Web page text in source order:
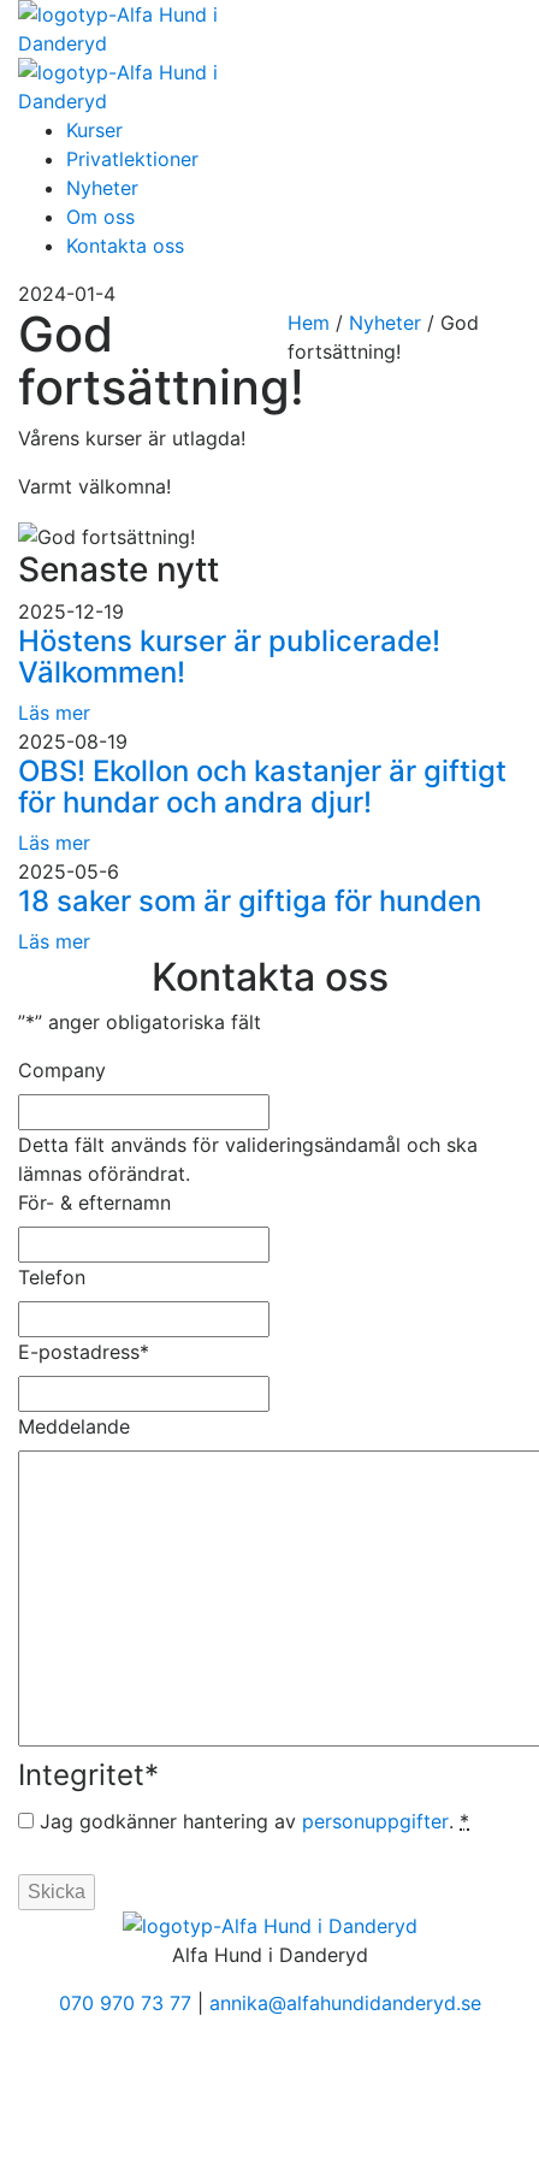
Kurser
Privatlektioner
Nyheter
Om oss
Kontakta oss
2024-01-4
God
fortsättning!
Hem / Nyheter / God
fortsättning!
Vårens kurser är utlagda!
Varmt välkomna!
Senaste nytt
2025-12-19
Höstens kurser är publicerade!
Välkommen!
Läs mer
2025-08-19
OBS! Ekollon och kastanjer är giftigt
för hundar och andra djur!
Läs mer
2025-05-6
18 saker som är giftiga för hunden
Läs mer
Kontakta oss
”*” anger obligatoriska fält
Company
Detta fält används för valideringsändamål och ska
lämnas oförändrat.
För- & efternamn
Telefon
E-postadress*
Meddelande
Integritet*
Jag godkänner hantering av personuppgifter. *
Alfa Hund i Danderyd
070 970 73 77| annika@alfahundidanderyd.se